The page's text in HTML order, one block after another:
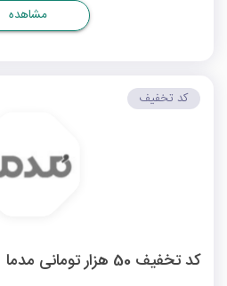
مشاهده
کد تخفیف 50 هزار تومانی مدما
کد تخفیف